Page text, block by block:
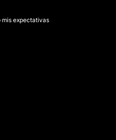
mis expectativas